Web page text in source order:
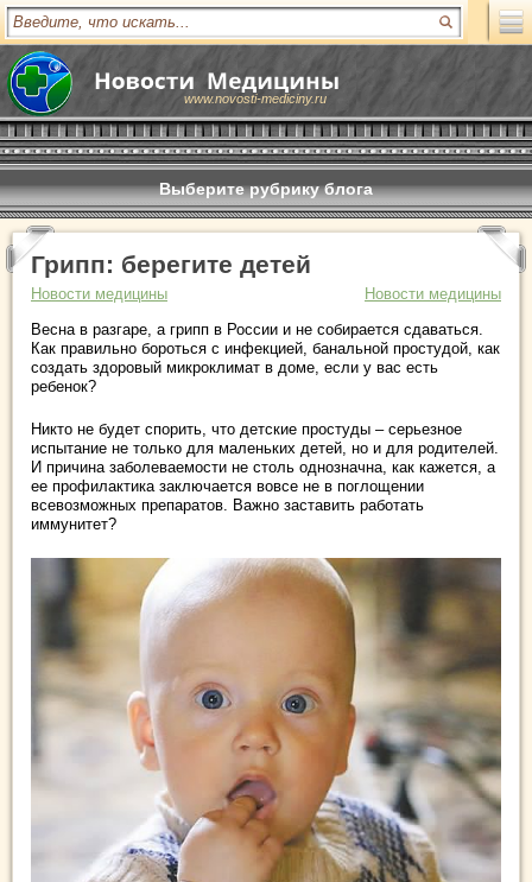
www.novosti-mediciny.ru
Выберите рубрику блога
Грипп: берегите детей
Новости медицины
Новости медицины
Весна в разгаре, а грипп в России и не собирается сдаваться.
Как правильно бороться с инфекцией, банальной простудой, как
создать здоровый микроклимат в доме, если у вас есть
ребенок?
Никто не будет спорить, что детские простуды – серьезное
испытание не только для маленьких детей, но и для родителей.
И причина заболеваемости не столь однозначна, как кажется, а
ее профилактика заключается вовсе не в поглощении
всевозможных препаратов. Важно заставить работать
иммунитет?